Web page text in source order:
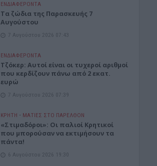
ΕΝΔΙΑΦΕΡΟΝΤΑ
Tα ζώδια της Παρασκευής 7
Αυγούστου
7 Αυγούστου 2026 07:43
ΕΝΔΙΑΦΕΡΟΝΤΑ
Τζόκερ: Αυτοί είναι οι τυχεροί αριθμοί
που κερδίζουν πάνω από 2 εκατ.
ευρώ
7 Αυγούστου 2026 07:39
ΚΡΗΤΗ • ΜΑΤΙΕΣ ΣΤΟ ΠΑΡΕΛΘΟΝ
«Στιμαδόροι»: Οι παλιοί Κρητικοί
που μπορούσαν να εκτιμήσουν τα
πάντα!
6 Αυγούστου 2026 19:30